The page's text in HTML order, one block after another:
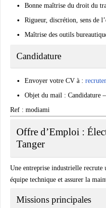
Bonne maîtrise du droit du
Rigueur, discrétion, sens de
Maîtrise des outils
Candidature
Envoyer votre CV à :
Objet du mail : Candidature
Ref : modiami
Offre d’Emploi :
Tanger
Une entreprise industrielle
équipe technique et assurer la
Missions principales